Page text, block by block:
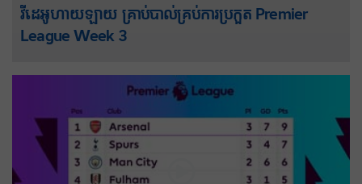
វីដេអូហាយឡាយ គ្រាប់បាល់គ្រប់ការប្រកួត Premier
League Week 3